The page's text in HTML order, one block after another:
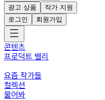
광고 상품
작가 지원
로그인
회원가입
콘텐츠
프로덕트 밸리
요즘 작가들
컬렉션
물어봐